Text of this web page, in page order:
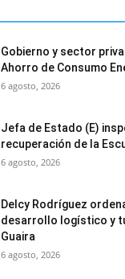
Gobierno y sector
Ahorro de Consumo
6 agosto, 2026
Jefa de Estado (E)
recuperación de la
6 agosto, 2026
Delcy Rodríguez
desarrollo logístico y
Guaira
6 agosto, 2026